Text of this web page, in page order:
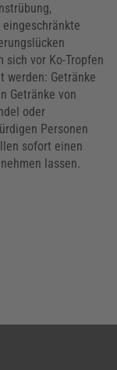
sich vor Ko-Tropfen
werden: Getränke
Getränke von
oder
Personen
sofort einen
lassen.